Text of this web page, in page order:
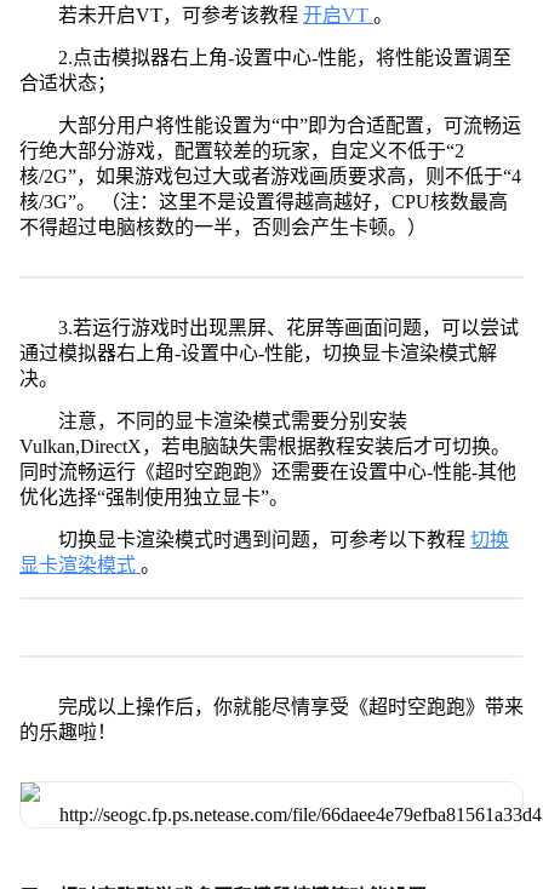
若未开启VT，可参考该教程 开启VT 。
2.点击模拟器右上角-设置中心-性能，将性能设置调至
合适状态；
大部分用户将性能设置为“中”即为合适配置，可流畅运
行绝大部分游戏，配置较差的玩家，自定义不低于“2
核/2G”，如果游戏包过大或者游戏画质要求高，则不低于“4
核/3G”。 （注：这里不是设置得越高越好，CPU核数最高
不得超过电脑核数的一半，否则会产生卡顿。）
3.若运行游戏时出现黑屏、花屏等画面问题，可以尝试
通过模拟器右上角-设置中心-性能，切换显卡渲染模式解
决。
注意，不同的显卡渲染模式需要分别安装
Vulkan,DirectX，若电脑缺失需根据教程安装后才可切换。
同时流畅运行《超时空跑跑》还需要在设置中心-性能-其他
优化选择“强制使用独立显卡”。
切换显卡渲染模式时遇到问题，可参考以下教程 切换
显卡渲染模式 。
完成以上操作后，你就能尽情享受《超时空跑跑》带来
的乐趣啦！